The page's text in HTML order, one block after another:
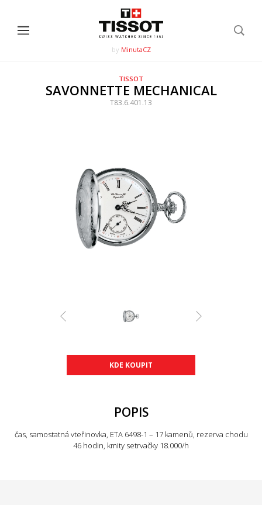
by MinutaCZ
TISSOT
SAVONNETTE MECHANICAL
T83.6.401.13
KDE KOUPIT
POPIS
čas, samostatná vteřinovka, ETA 6498-1 – 17 kamenů, rezerva chodu
46 hodin, kmity setrvačky 18.000/h